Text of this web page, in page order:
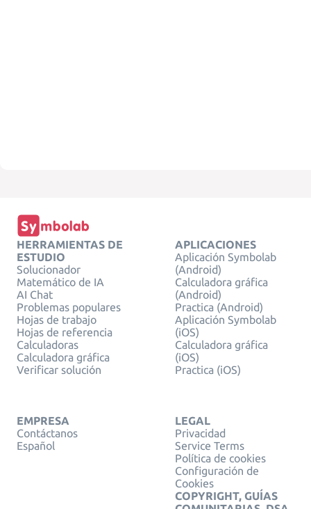
HERRAMIENTAS DE
ESTUDIO
Solucionador
Matemático de IA
AI Chat
Problemas populares
Hojas de trabajo
Hojas de referencia
Calculadoras
Calculadora gráfica
Verificar solución
APLICACIONES
Aplicación Symbolab
(Android)
Calculadora gráfica
(Android)
Practica (Android)
Aplicación Symbolab
(iOS)
Calculadora gráfica
(iOS)
Practica (iOS)
EMPRESA
Contáctanos
Español
LEGAL
Privacidad
Service Terms
Política de cookies
Configuración de
Cookies
COPYRIGHT, GUÍAS